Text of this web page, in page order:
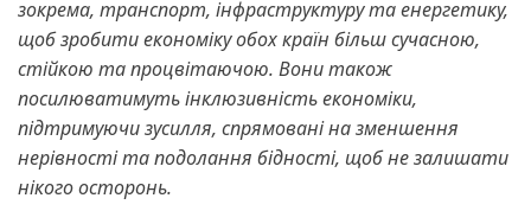
зокрема, транспорт, інфраструктуру та енергетику,
щоб зробити економіку обох країн більш сучасною,
стійкою та процвітаючою. Вони також
посилюватимуть інклюзивність економіки,
підтримуючи зусилля, спрямовані на зменшення
нерівності та подолання бідності, щоб не залишати
нікого осторонь.